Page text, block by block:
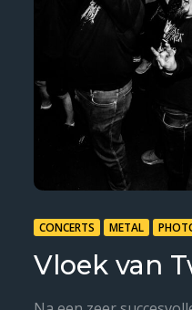
CONCERTS METAL
Vloek van